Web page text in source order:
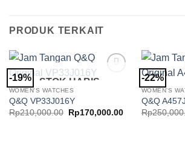
PRODUK TERKAIT
-19% STOK HABIS
WOMEN'S WATCHES
Q&Q VP33J016Y
Rp210,000.00
Harga
aslinya
Rp170,000.00Harga
-22%
WOMEN'S
Q&Q
Rp